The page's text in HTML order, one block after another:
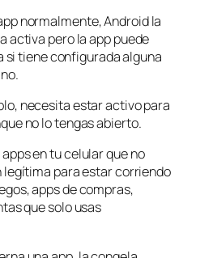
normalmente, Android la
activa pero la app puede
si tiene configurada alguna
necesita estar activo para
no lo tengas abierto.
en tu celular que no
legítima para estar corriendo
apps de compras,
que solo usas